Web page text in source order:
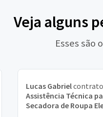
Veja alguns
Esses são
Lucas Gabriel
Assistência Técnica
Secadora de Roupa